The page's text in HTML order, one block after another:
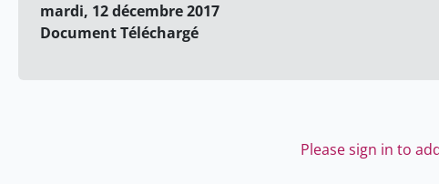
mardi, 12 décembre 2017
Document Téléchargé
Please sign in to